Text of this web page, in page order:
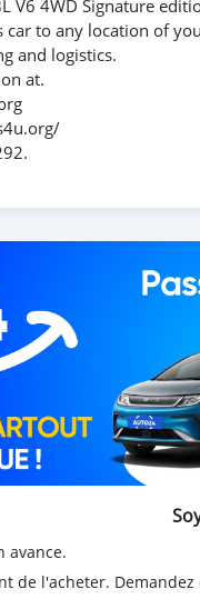
V6 4WD Signature
car to any location of
and logistics.
at.
avance.
de l'acheter.